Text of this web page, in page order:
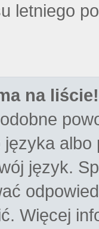
letniego
na liście!
języka
język.
Więcej